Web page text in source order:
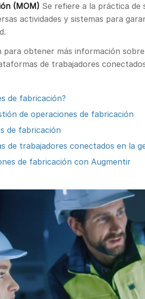
(MOM) Se refiere a la práctica
actividades y sistemas para
obtener más información
de trabajadores
de fabricación?
de operaciones de fabricación
de fabricación
de trabajadores conectados en la
de fabricación con Augmentir